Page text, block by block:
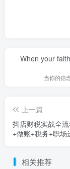
When your
当你的信
上一篇
抖店财税实战全
+做账+税务+职场
相关推荐